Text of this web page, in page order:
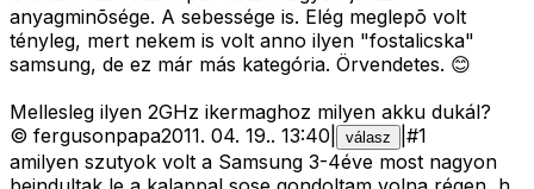
anyagminõsége. A sebessége is. Elég meglepõ volt
tényleg, mert nekem is volt anno ilyen "fostalicska"
samsung, de ez már más kategória. Örvendetes. 😊
Mellesleg ilyen 2GHz ikermaghoz milyen akku dukál?
© fergusonpapa2011. 04. 19.. 13:40 válasz #1
amilyen szutyok volt a Samsung 3-4éve most nagyon